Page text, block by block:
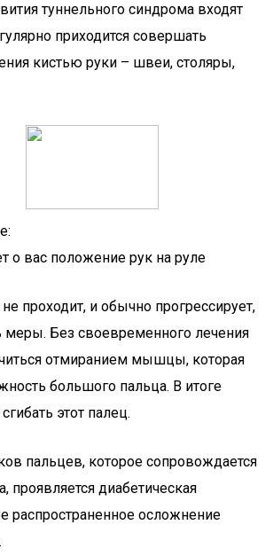
туннельного синдрома входят
приходится совершать
кистью руки – швеи, столяры,
о вас положение рук на руле
проходит, и обычно прогрессирует,
меры. Без своевременного лечения
отмиранием мышцы, которая
большого пальца. В итоге
этот палец.
пальцев, которое сопровождается
диабетическая
распространенное осложнение